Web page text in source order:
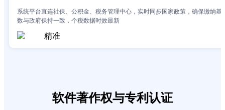
系统平台直连社保、公积金、税务管理中心，实时同步国家政策，确保缴纳基
数与政府保持一致，个税数据时效最新
软件著作权与专利认证